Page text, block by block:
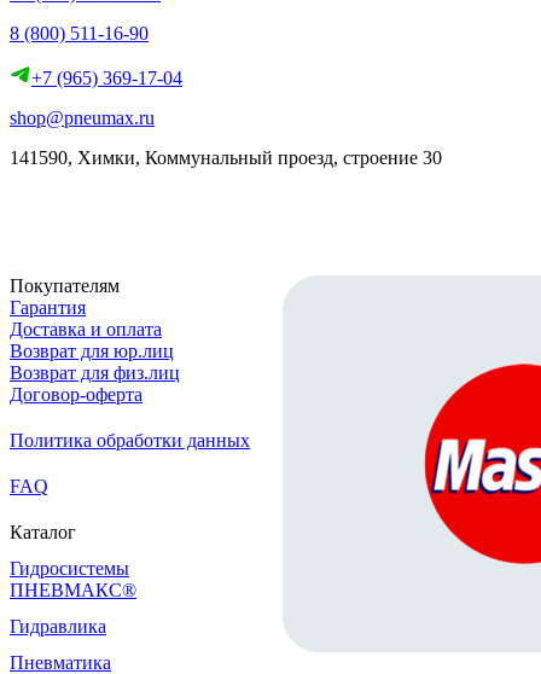
8 (800) 511-16-90
+7 (965) 369-17-04
shop@pneumax.ru
141590, Химки, Коммунальный проезд, строение 30
Покупателям
Гарантия
Доставка и оплата
Возврат для юр.лиц
Возврат для физ.лиц
Договор-оферта
Политика обработки данных
FAQ
Каталог
Гидросистемы
ПНЕВМАКС®
Гидравлика
Пневматика